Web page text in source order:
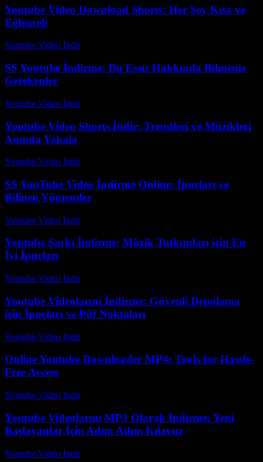
Youtube Video Download Shorts: Her Şey Kısa ve
Eğlenceli
Youtube Video İndir-
SS Youtube İndirme: Bu Eşsiz Hakkında Bilmeniz
Gerekenler
Youtube Video İndir-
Youtube Video Shorts İndir: Trendleri ve Müzikleri
Anında Yakala
Youtube Video İndir-
SS YouTube Video İndirme Online: İpuçları ve
Bilinen Yöntemler
Youtube Video İndir-
Youtube Şarkı İndirme: Müzik Tutkunları için En
İyi İpuçları
Youtube Video İndir-
Youtube Videolarını İndirme: Güvenli Depolama
için İpuçları ve Püf Noktaları
Youtube Video İndir-
Online Youtube Downloader MP4: Tools for Hassle-
Free Access
Youtube Video İndir-
Youtube Videolarını MP3 Olarak İndirme: Yeni
Başlayanlar İçin Adım Adım Kılavuz
Youtube Video İndir-